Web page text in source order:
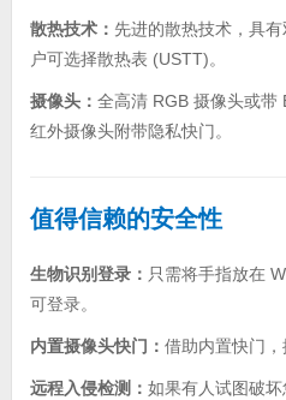
散热技术： 先进的散热技术，具
户可选择散热表 (USTT)。
摄像头： 全高清 RGB 摄像头或带
红外摄像头附带隐私快门。
值得信赖的安全性
生物识别登录： 只需将手指放在
可登录。
内置摄像头快门： 借助内置快门，
远程入侵检测： 如果有人试图破